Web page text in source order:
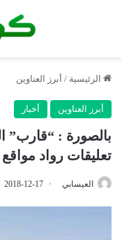
الرئيسية / أبرز العناوين
أبرز العناوين أخبار
بالصورة : “قارب”
تعليقات رواد
العيسابي 2018-12-17